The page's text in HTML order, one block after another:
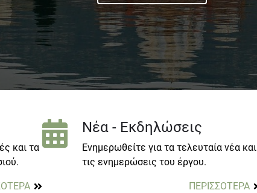
και τα
Νέα - Εκδηλώσεις
Ενημερωθείτε για τα τελευταία νέα και
τις ενημερώσεις του έργου.
ΠΕΡΙΣΣΟΤΕΡΑ